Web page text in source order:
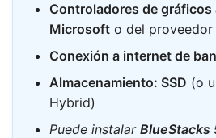
Controladores de
Microsoft o del proveedor
Conexión a internet de
Almacenamiento: SSD (o
Hybrid)
Puede instalar BlueStacks